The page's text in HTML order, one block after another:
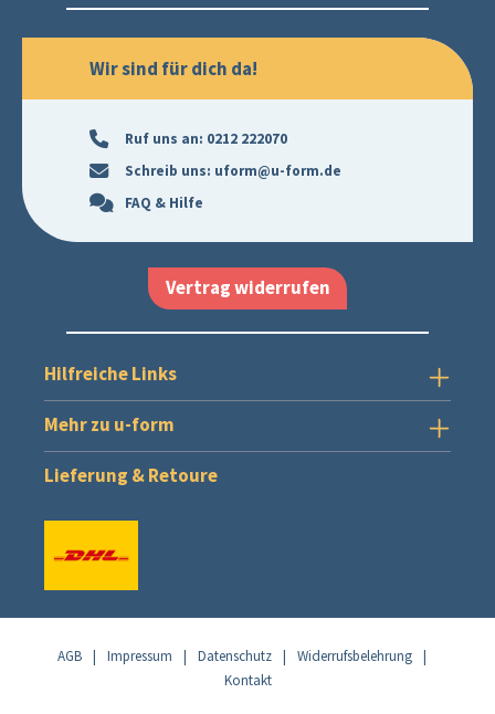
Wir sind für dich da!
Ruf uns an: 0212 222070
Schreib uns: uform@u-form.de
FAQ & Hilfe
Vertrag widerrufen
Hilfreiche Links
Mehr zu u-form
Lieferung & Retoure
AGB | Impressum | Datenschutz | Widerrufsbelehrung |
Kontakt